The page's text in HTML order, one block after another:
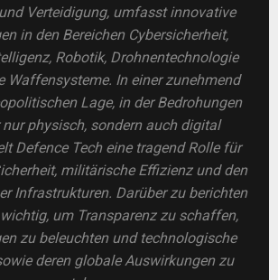
Verteidigung, umfasst innovative
in den Bereichen Cybersicherheit,
Robotik, Drohnentechnologie
Waffensysteme. In einer zunehmend
Lage, in der Bedrohungen
physisch, sondern auch digital
Defence Tech eine tragend Rolle für
militärische Effizienz und den
Infrastrukturen. Darüber zu berichten
um Transparenz zu schaffen,
zu beleuchten und technologische
deren globale Auswirkungen zu